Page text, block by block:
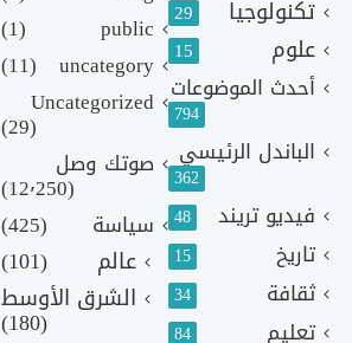
تكنولوجيا 29
علوم 15
أحدث الموضوعات
794
الباندل الرئيسي
362
فيديو تريند 48
تاريخ 15
ثقافة 34
تعليم 84
public
(1)
uncategory
(11)
Uncategorized
(29)
صوتك وصل
(12٬250)
سياسة
(425)
عالم
(101)
الشرق الأوسط
(180)